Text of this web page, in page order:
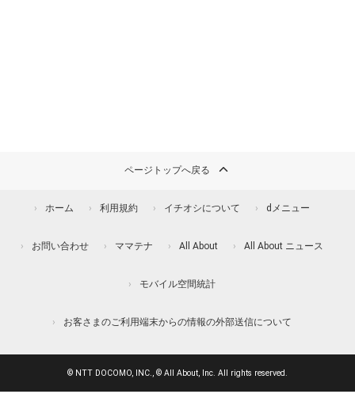
ページトップへ戻る
ホーム 利用規約 イチオシについて dメニュー
お問い合わせ ママテナ All About All About ニュース
モバイル空間統計
お客さまのご利用端末からの情報の外部送信について
© NTT DOCOMO, INC., © All About, Inc. All rights reserved.